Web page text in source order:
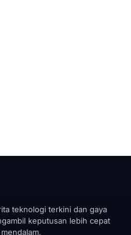
teknologi terkini dan gaya
keputusan lebih cepat